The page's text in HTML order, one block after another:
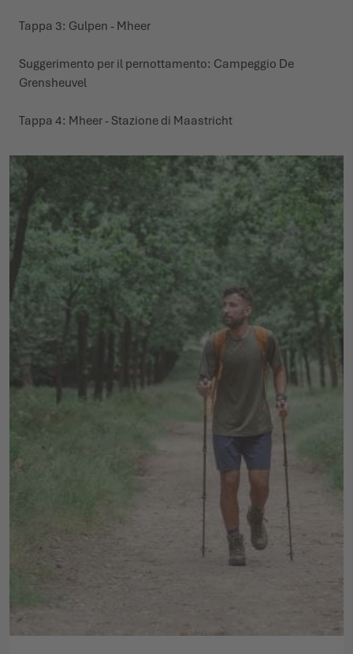
Tappa 3: Gulpen - Mheer
Suggerimento per il pernottamento: Campeggio De
Grensheuvel
Tappa 4: Mheer - Stazione di Maastricht